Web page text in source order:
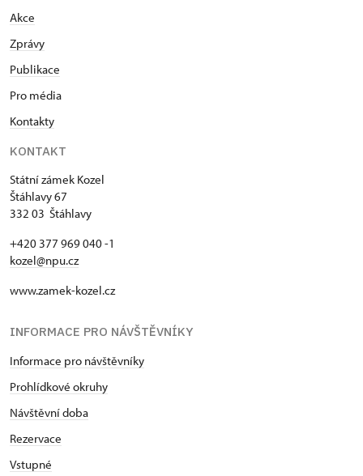
Akce
Zprávy
Publikace
Pro média
Kontakty
KONTAKT
Státní zámek Kozel
Štáhlavy 67
332 03 Štáhlavy
+420 377 969 040 -1
kozel@npu.cz
www.zamek-kozel.cz
INFORMACE PRO NÁVŠTĚVNÍKY
Informace pro návštěvníky
Prohlídkové okruhy
Návštěvní doba
Rezervace
Vstupné